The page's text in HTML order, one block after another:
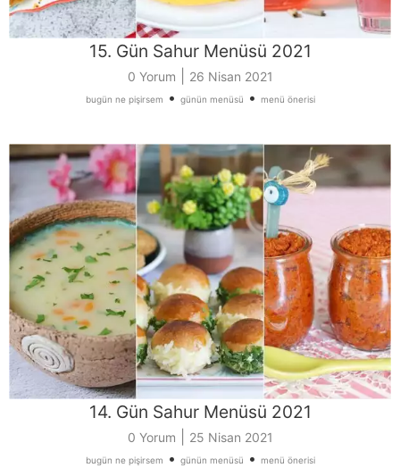
15. Gün Sahur Menüsü 2021
0 Yorum 26 Nisan 2021
bugün ne pişirsem • günün menüsü • menü önerisi
14. Gün Sahur Menüsü 2021
0 Yorum 25 Nisan 2021
bugün ne pişirsem • günün menüsü • menü önerisi